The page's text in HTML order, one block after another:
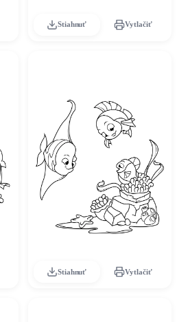
Stiahnuť Vytlačiť
Stiahnuť Vytlačiť